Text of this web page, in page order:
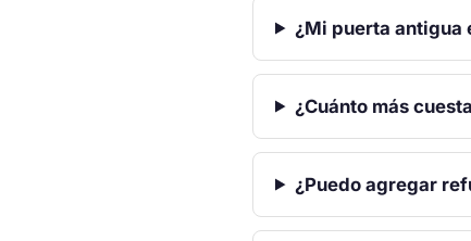
¿Mi puerta
¿Cuánto más
¿Puedo agregar